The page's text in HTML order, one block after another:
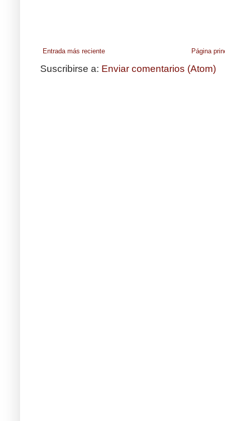
Entrada más reciente Página
Suscribirse a: Enviar comentarios (Atom)